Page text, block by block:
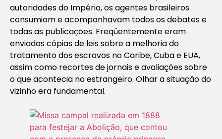
autoridades do Império, os agentes brasileiros
consumiam e acompanhavam todos os debates e
todas as publicações. Freqüentemente eram
enviadas cópias de leis sobre a melhoria do
tratamento dos escravos no Caribe, Cuba e EUA,
assim como recortes de jornais e avaliações sobre
o que acontecia no estrangeiro. Olhar a situação do
vizinho era fundamental.